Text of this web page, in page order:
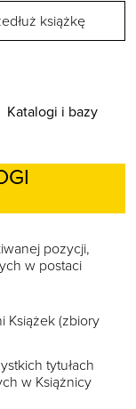
książkę
Katalogi i bazy
pozycji,
w postaci
Książek (zbiory
tytułach
w Książnicy